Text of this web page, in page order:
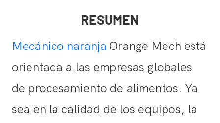
RESUMEN
Mecánico naranja Orange Mech está
orientada a las empresas globales
de procesamiento de alimentos. Ya
sea en la calidad de los equipos, la